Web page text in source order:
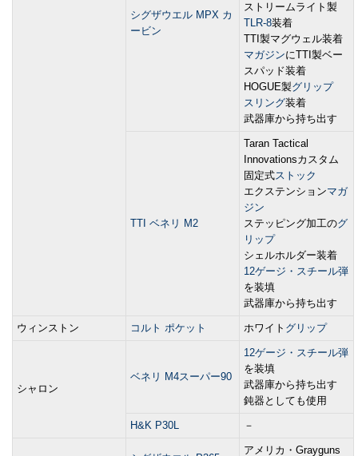
シグザウエル MPX カ
ービン
ストリームライト製
TLR-8装着
TTI製マグウェル装着
マガジンにTTI製ベー
スパッド装着
HOGUE製グリップ
スリング装着
武器庫から持ち出す
TTI ベネリ M2
Taran Tactical
Innovationsカスタム
固定式ストック
エクステンションマガ
ジン
ステッピング加工のグ
リップ
シェルホルダー装着
12ゲージ・スチール弾
を装填
武器庫から持ち出す
ウィンストン コルト ポケット ホワイト グリップ
シャロン
ベネリ M4スーパー90
12ゲージ・スチール弾
を装填
武器庫から持ち出す
鈍器としても使用
H&K P30L －
アメリカ・Grayguns